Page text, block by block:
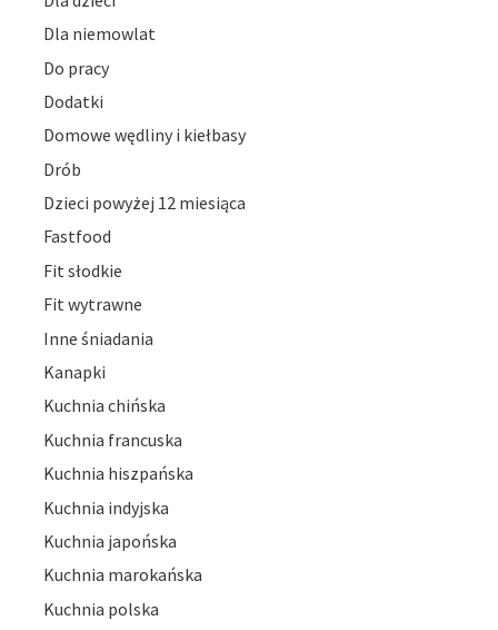
Dla niemowlat
Do pracy
Dodatki
Domowe wędliny i kiełbasy
Drób
Dzieci powyżej 12 miesiąca
Fastfood
Fit słodkie
Fit wytrawne
Inne śniadania
Kanapki
Kuchnia chińska
Kuchnia francuska
Kuchnia hiszpańska
Kuchnia indyjska
Kuchnia japońska
Kuchnia marokańska
Kuchnia polska